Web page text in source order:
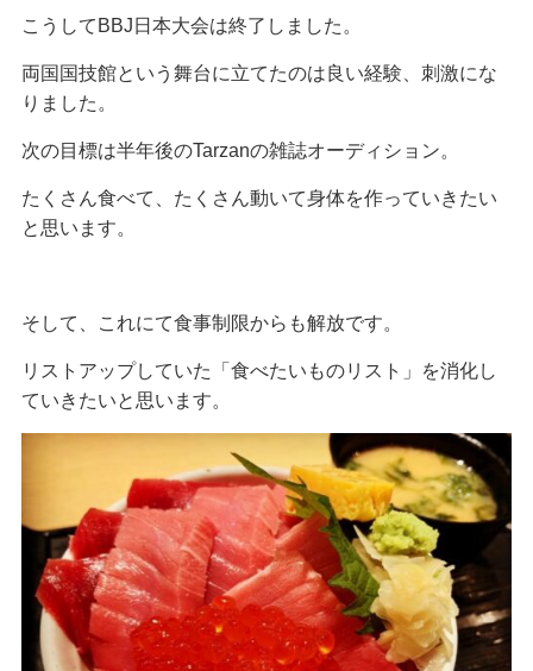
こうしてBBJ日本大会は終了しました。
両国国技館という舞台に立てたのは良い経験、刺激にな
りました。
次の目標は半年後のTarzanの雑誌オーディション。
たくさん食べて、たくさん動いて身体を作っていきたい
と思います。
そして、これにて食事制限からも解放です。
リストアップしていた「食べたいものリスト」を消化し
ていきたいと思います。